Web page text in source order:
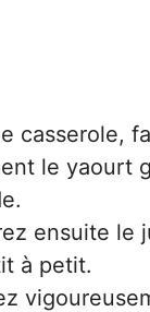
casserole,
le yaourt
ensuite le
à petit.